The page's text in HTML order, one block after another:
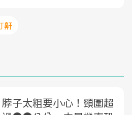
鼾
脖子太粗要小心！頸圍超